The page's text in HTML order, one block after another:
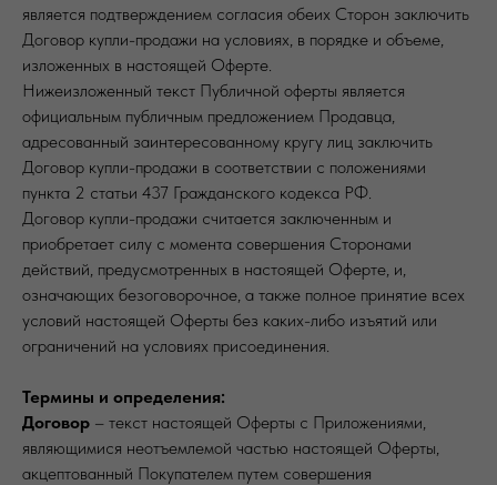
является подтверждением согласия обеих Сторон заключить
Договор купли-продажи на условиях, в порядке и объеме,
изложенных в настоящей Оферте.
Нижеизложенный текст Публичной оферты является
официальным публичным предложением Продавца,
адресованный заинтересованному кругу лиц заключить
Договор купли-продажи в соответствии с положениями
пункта 2 статьи 437 Гражданского кодекса РФ.
Договор купли-продажи считается заключенным и
приобретает силу с момента совершения Сторонами
действий, предусмотренных в настоящей Оферте, и,
означающих безоговорочное, а также полное принятие всех
условий настоящей Оферты без каких-либо изъятий или
ограничений на условиях присоединения.
Термины и определения:
Договор – текст настоящей Оферты с Приложениями,
являющимися неотъемлемой частью настоящей Оферты,
акцептованный Покупателем путем совершения